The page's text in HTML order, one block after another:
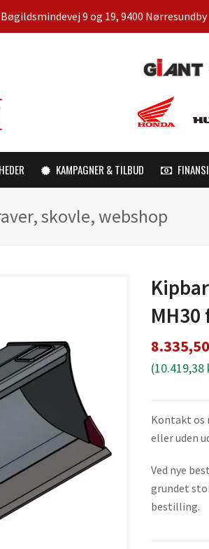
Bøgildsmindevej 9 og 19, 9400 Nørresundby
KAMPAGNER & TILBUD
skovle, webshop
8.335,50
(10.419,38
Kontakt os
eller uden
Ved nye
grundet
bestilling.